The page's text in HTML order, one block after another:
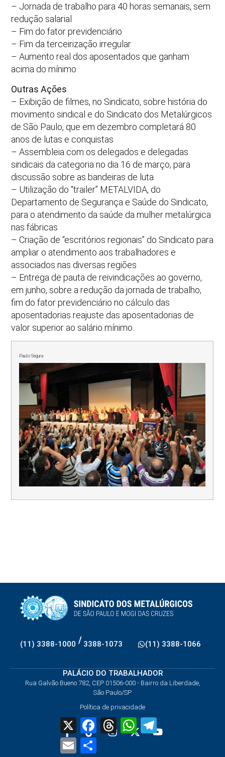
– Jornada de trabalho para 40 horas semanais, sem
redução salarial
– Fim do fator previdenciário
– Fim da terceirização irregular
– Aumento real dos aposentados que ganham
acima do mínimo
Outras Ações
– Exibição de filmes, no Sindicato, sobre história do
movimento sindical e do Sindicato dos Metalúrgicos
de São Paulo, que em dezembro completará 80
anos de lutas e conquistas
– Assembleia com os delegados e delegadas
sindicais da categoria no dia 16 de março, para
discussão sobre as bandeiras de luta
– Utilização do “trailer” METALVIDA, do
Departamento de Segurança e Saúde do Sindicato,
para o atendimento da saúde da mulher metalúrgica
nas fábricas
– Criação de “escritórios regionais” do Sindicato para
ampliar o atendimento aos trabalhadores e
associados nas diversas regiões
– Entrega de pauta de reivindicações ao governo,
em junho, sobre a redução da jornada de trabalho,
fim do fator previdenciário no cálculo das
aposentadorias reajuste das aposentadorias de
valor superior ao salário mínimo.
Paulo Segura
(11) 3388-1000 / 3388-1073 (11) 3388-1066
PALÁCIO DO TRABALHADOR
Rua Galvão Bueno 782, CEP 01506-000 - Bairro da Liberdade,
São Paulo/SP
Política de privacidade
X FacebookThreadsWhatsApp
Email